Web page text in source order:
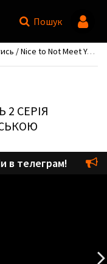
Пошук
Not Meet You / Yalmiun sarang
2 СЕРІЯ
в телеграм!